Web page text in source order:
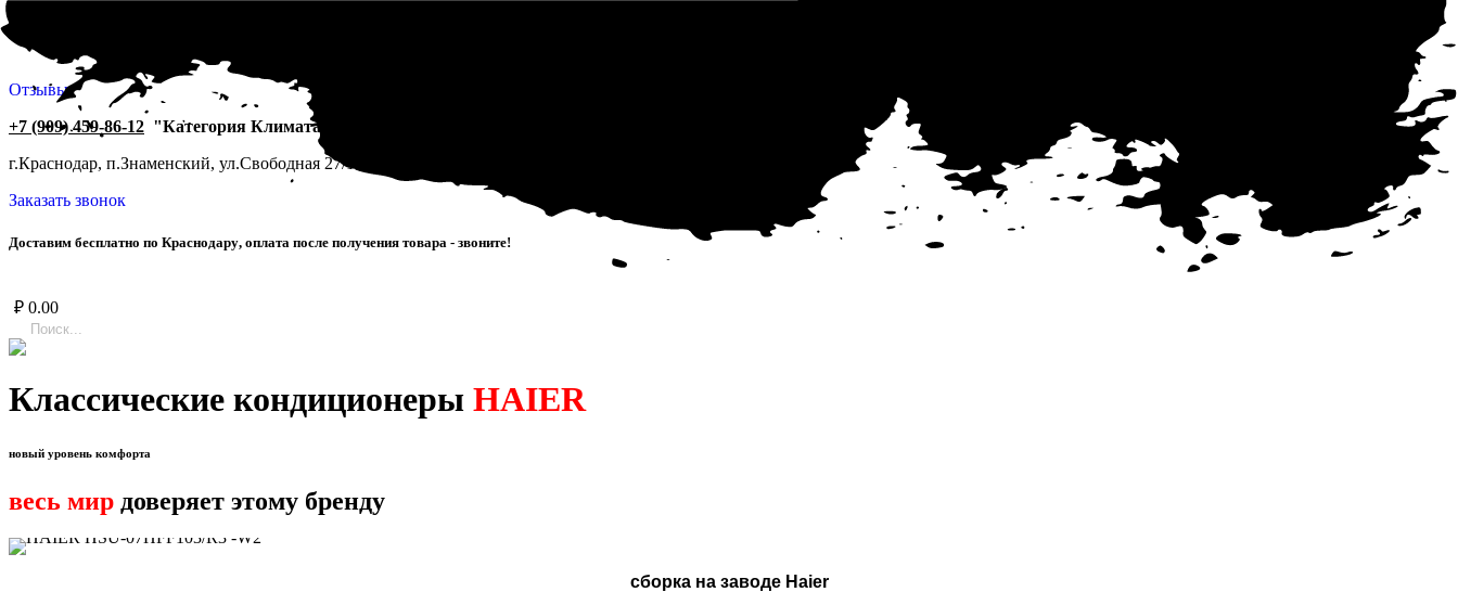
Отзывы
+7 (909) 459-86-12 "Категория Климата"
г.Краснодар, п.Знаменский, ул.Свободная 27/1.
Заказать звонок
Доставим бесплатно по Краснодару, оплата после получения товара - звоните!
₽ 0.00
Классические кондиционеры HAIER
новый уровень комфорта
весь мир доверяет этому бренду
сборка на заводе Haier